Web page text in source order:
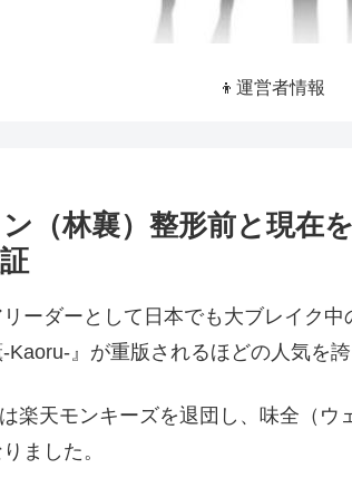
👦運営者情報
（林襄）整形前と現在
ーダーとして日本でも大ブレイク
Kaoru-』が重版されるほどの人気を誇
楽天モンキーズを退団し、味全（
ました。